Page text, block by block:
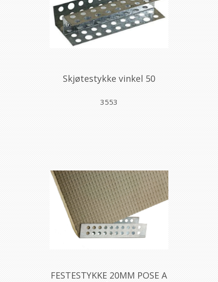
Skjøtestykke vinkel 50
3553
FESTESTYKKE 20MM POSE A